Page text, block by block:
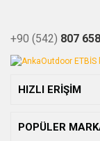
+90 (542) 807
HIZLI ERİŞİM
POPÜLER